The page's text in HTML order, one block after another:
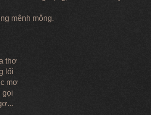
mênh mông.
thơ
lối
mơ
gọi